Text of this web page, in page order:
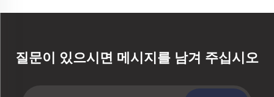
질문이 있으시면 메시지를 남겨 주십시오